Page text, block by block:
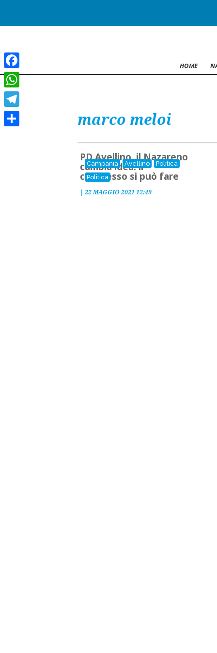
HOME
marco meloi
Campania Avellino
Politica
Politica
PD Avellino, il Nazareno
cambia idea: il
congresso si può fare
| 22 MAGGIO 2021 12:49
Facebook
WhatsApp
Telegram